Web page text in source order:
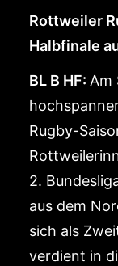
Rottweiler
Halbfinale
BL B HF: Am
Rugby-
2.
aus dem
sich als
verdient in